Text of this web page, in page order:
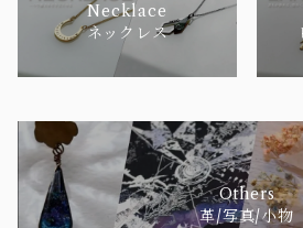
Necklace
ネックレス
Others
革/写真/小物